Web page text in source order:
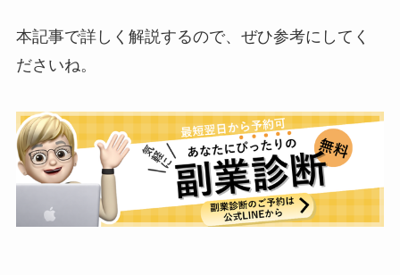
本記事で詳しく解説するので、ぜひ参考にしてく
ださいね。